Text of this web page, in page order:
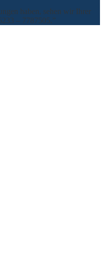
haben, sehen wir Ihrer
– 7787505.”